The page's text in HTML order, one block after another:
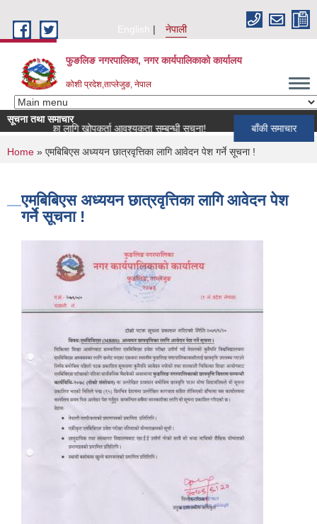
English
नेपाली
फुङलिङ नगरपालिका, नगर कार्यपालिकाको कार्यालय
कोशी प्रदेश,ताप्लेजुङ, नेपाल
सूचना तथा समाचार
लागि खोपकर्ता आवश्यकता सम्बन्धी सूचना!
बाँकी समाचार
You are here
Home » एमबिबिएस अध्ययन छात्रवृत्तिका लागि आवेदन पेश गर्ने सूचना !
एमबिबिएस अध्ययन छात्रवृत्तिका लागि आवेदन पेश
गर्ने सूचना !